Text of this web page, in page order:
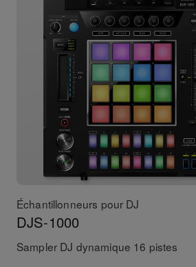
Échantillonneurs pour DJ
DJS-1000
Sampler DJ dynamique 16 pistes